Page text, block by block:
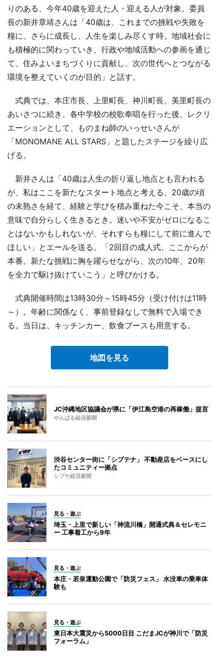
りのある、今年40歳を迎えた人・迎える人が対象。委員
長の新井章靖さんは「40歳は、これまでの挑戦や失敗を
糧に、さらに成長し、人生を楽しみ尽くす時。地域社会に
も積極的に関わっていき、行政や地域活動への参画を通じ
て、住みよいまちづくりに貢献し、次の世代へとつながる
環境を整えていくのが目的」と話す。
式典では、本庄市長、上里町長、神川町長、美里町長の
あいさつに続き、各中学校の校歌奉唱を行った後、レクリ
エーションとして、ものまね師のいっせいさんが
「MONOMANE ALL STARS」と題したステージを繰り広
げる。
新井さんは「40歳は人生の折り返し地点とも言われる
が、私はここを新たなスタート地点と考える。20歳の頃
の未熟さを経て、経験と学びを積み重ねた今こそ、本当の
意味で自分らしく生きるとき。迷いや不安がゼロになるこ
とはないかもしれないが、それすらも糧にして前に進んで
ほしい」とエールを送る。「2回目の成人式、ここからが
本番。新たな挑戦に胸を躍らせながら、次の10年、20年
を全力で駆け抜けていこう」と呼びかける。
式典開催時間は13時30分～15時45分（受け付けは11時
～）。年齢に関係なく、事前登録なしで無料で入場でき
る。当日は、キッチンカー、飲食ブースも用意する。
地図を見る
JC沖縄地区協議会が県に「伊江島空港の再稼働」提言
やんばる経済新聞
渋谷センター街に「シブテナ」 不動産店をベースにし
たコミュニティー拠点
シブヤ経済新聞
見る・遊ぶ
埼玉・上里で新しい「神流川橋」開通式典＆セレモニ
ー 工事着工から9年
見る・遊ぶ
本庄・若泉運動公園で「防災フェス」 水没車の乗車体
験も
見る・遊ぶ
東日本大震災から5000日目 こだまJCが神川で「防災
フォーラム」